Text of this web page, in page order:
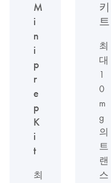
M
i
n
i
p
r
e
p
K
i
t
최
키
트
최
대
1
0
m
g
의
트
랜
스